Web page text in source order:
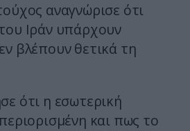
αναγνώρισε ότι
Ιράν υπάρχουν
βλέπουν θετικά τη
ότι η εσωτερική
και πως το